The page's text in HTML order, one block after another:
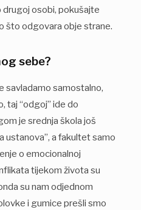
drugoj osobi, pokušajte
što odgovara obje strane.
sebe?
savladamo samostalno,
taj “odgoj” ide do
je srednja škola još
ustanova”, a fakultet samo
o emocionalnoj
tijekom života su
su nam odjednom
i gumice prešli smo